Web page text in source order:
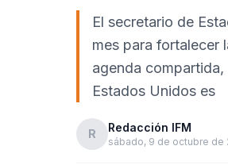
El secretario de
mes para fortalecer
agenda
Estados Unidos es
R Redacción IFM
sábado, 9 de octubre de